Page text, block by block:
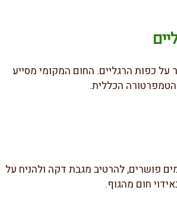
כפות הרגליים. החום המקומי מסייע
הכללית.
חומץ תפוחים ביחס של 1:2 עם מים פושרים, להרטיב מגבת דקה ולהניח על
חום מהגוף.